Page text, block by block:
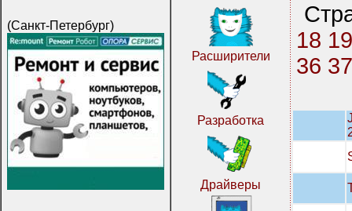
(Санкт-Петербург)
Расширители
Разработка
Драйверы
18
36 37